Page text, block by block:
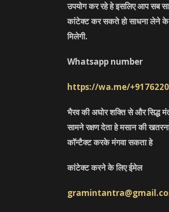
उपयोग कर रहे हे इसलिए आप सब
कांटेक्ट कर सकते हो साधना लेने के
मिलेगी.
Whatsapp number
https://wa.me/
भैरव की अघोर शक्ति से और सिद्ध
सामने रक्षण देता हे मसान की
कॉन्टैक्ट करके मंगवा सकता हे
कांटेक्ट करने के लिए ईमेल